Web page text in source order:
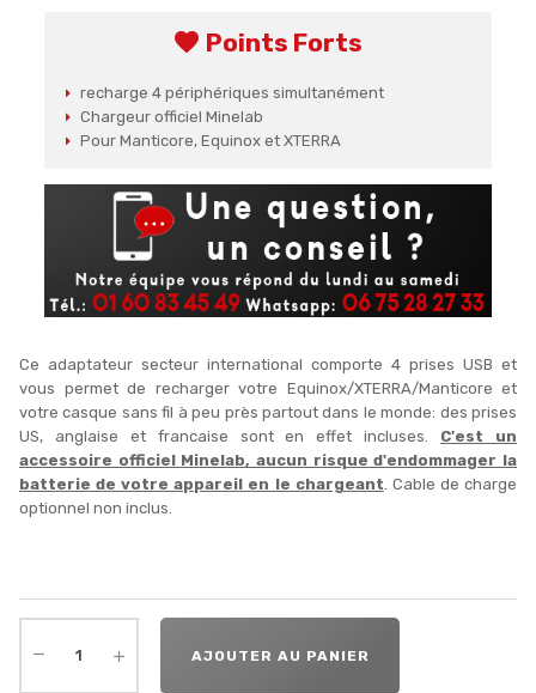
favorite Points Forts
recharge 4 périphériques simultanément
Chargeur officiel Minelab
Pour Manticore, Equinox et XTERRA
Ce adaptateur secteur international comporte 4 prises USB et
vous permet de recharger votre Equinox/XTERRA/Manticore et
votre casque sans fil à peu près partout dans le monde: des prises
US, anglaise et francaise sont en effet incluses
C'est un
accessoire officiel Minelab, aucun risque d'endommager la
batterie de votre appareil en le chargeant . Cable de charge
optionnel non inclus.
AJOUTER AU PANIER